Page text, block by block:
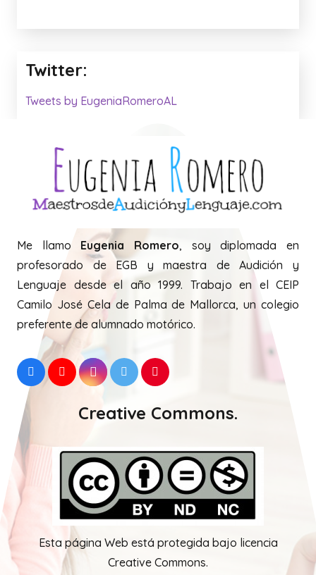
Twitter:
Tweets by EugeniaRomeroAL
Me llamo Eugenia Romero, soy diplomada en
profesorado de EGB y maestra de Audición y
Lenguaje desde el año 1999. Trabajo en el CEIP
Camilo José Cela de Palma de Mallorca, un colegio
preferente de alumnado motórico.
Creative Commons.
Esta página Web está protegida bajo licencia
Creative Commons.